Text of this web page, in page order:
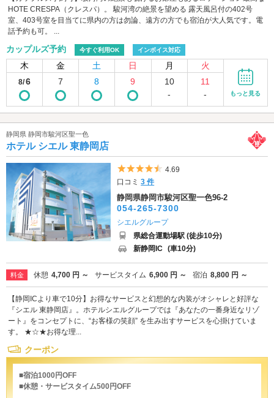
HOTE CRESPA（クレスパ）。 駿河湾の絶景を望める 露天風呂付の402号
室、403号室を目当てに県内の方は勿論、遠方の方でも宿泊が大人気です。電
話予約も可。 ...
カップルズ予約 今すぐ利用OK インボイス対応
木 金 土 日 月 火
8/6 7 8 9
10
-
11
-
もっと見る
静岡県 静岡市駿河区聖一色
ホテル シエル 東静岡店
5つ星のうち4.5
4.69
口コミ3 件
静岡県静岡市駿河区聖一色96-2
054-265-7300
シエルグループ
県総合運動場駅 (徒歩10分)
新静岡IC (車10分)
料金 休憩 4,700 円 ～ サービスタイム 6,900 円 ～ 宿泊 8,800 円 ～
【静岡ICより車で10分】お得なサービスと幻想的な内装がオシャレと好評な
『シエル 東静岡店』。ホテルシエルグループでは『あなたの一番身近なリゾ
ート』をコンセプトに、“お客様の笑顔” を生み出すサービスを心掛けていま
す。 ★☆★お得な理...
クーポン
■宿泊1000円OFF
■休憩・サービスタイム500円OFF